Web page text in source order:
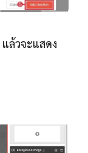
แล้วจะแสดง